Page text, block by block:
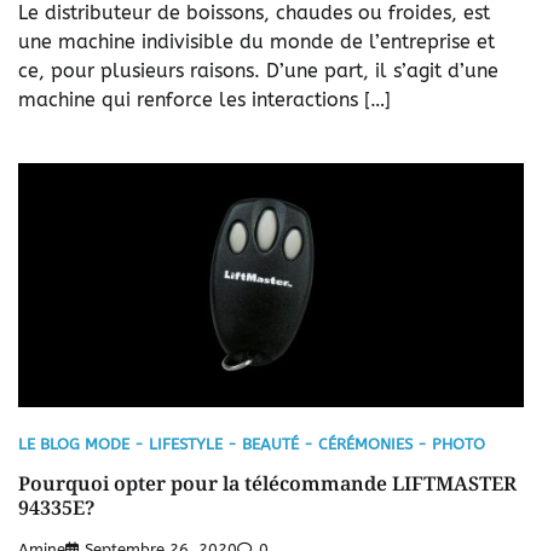
Le distributeur de boissons, chaudes ou froides, est
une machine indivisible du monde de l’entreprise et
ce, pour plusieurs raisons. D’une part, il s’agit d’une
machine qui renforce les interactions […]
LE BLOG MODE - LIFESTYLE - BEAUTÉ - CÉRÉMONIES - PHOTO
Pourquoi opter pour la télécommande LIFTMASTER
94335E?